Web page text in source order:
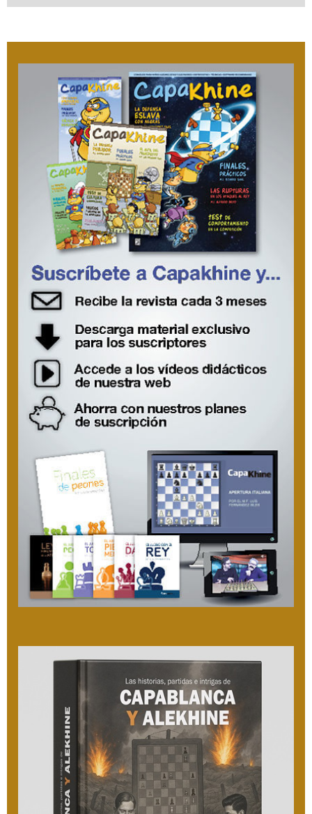
Envíeme una copia
(opcional)
Captcha *
ENVIAR